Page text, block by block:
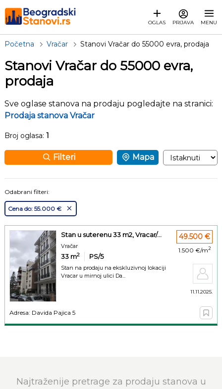
OGLAS PRIJAVA MENU
Početna Vračar Stanovi Vračar do 55000 evra, prodaja
Stanovi Vračar do 55000 evra,
prodaja
Sve oglase stanova na prodaju pogledajte na stranici:
Prodaja stanova Vračar
Broj oglasa: 1
Filteri Mapa
Odabrani filteri:
Cena do: 55.000 €
Stan u suterenu 33 m2, Vracar/...
Vračar
33 m2 PS/5
Stan na prodaju na ekskluzivnoj lokaciji
Vracar u mirnoj ulici Da...
49.500 €
1.500 €/m2
11.11.2025.
Adresa: Davida Pajica 5
Najtraženije pretrage za prodaju stanova u